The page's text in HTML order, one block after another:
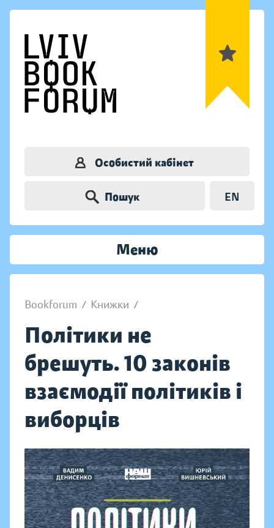
Особистий кабінет
Пошук EN
Меню
Bookforum / Книжки /
Політики не
брешуть. 10 законів
взаємодії політиків і
виборців